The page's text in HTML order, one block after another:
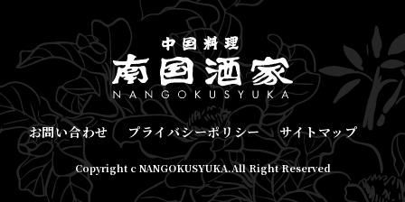
お問い合わせ プライバシーポリシー サイトマップ
Copyright c NANGOKUSYUKA.All Right Reserved